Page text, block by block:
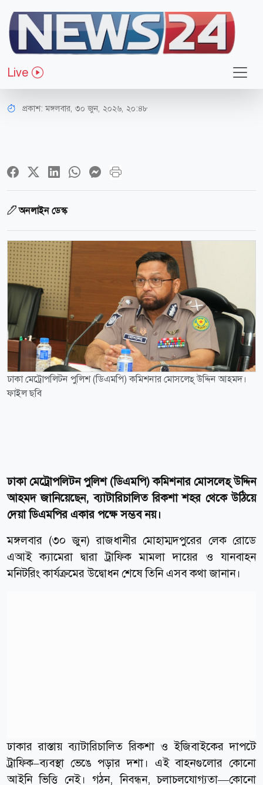
Live
রাজধানী
ব্যাটারিচালিত রিকশা অপসারণের বিষয়ে
যে বার্তা দিলেন ডিএমপি কমিশনার
প্রকাশ:মঙ্গলবার, ৩০ জুন, ২০২৬, ২০:৪৮
অনলাইন ডেস্ক
ঢাকা মেট্রোপলিটন পুলিশ (ডিএমপি) কমিশনার মোসলেহ্ উদ্দিন আহমদ।
ফাইল ছবি
ঢাকা মেট্রোপলিটন পুলিশ (ডিএমপি) কমিশনার মোসলেহ্ উদ্দিন
আহমদ জানিয়েছেন, ব্যাটারিচালিত রিকশা শহর থেকে উঠিয়ে
দেয়া ডিএমপির একার পক্ষে সম্ভব নয়।
মঙ্গলবার (৩০ জুন) রাজধানীর মোহাম্মদপুরের লেক রোডে
এআই ক্যামেরা দ্বারা ট্রাফিক মামলা দায়ের ও যানবাহন
মনিটরিং কার্যক্রমের উদ্বোধন শেষে তিনি এসব কথা জানান।
ঢাকার রাস্তায় ব্যাটারিচালিত রিকশা ও ইজিবাইকের দাপটে
ট্রাফিক–ব্যবস্থা ভেঙে পড়ার দশা। এই বাহনগুলোর কোনো
আইনি ভিত্তি নেই। গঠন, নিবন্ধন, চলাচলযোগ্যতা—কোনো